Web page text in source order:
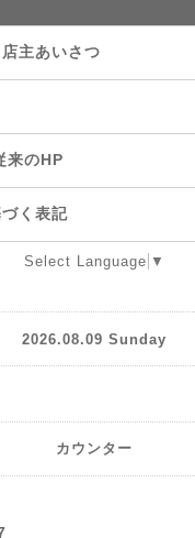
主あいさつ
来のHP
く表記
Select Language ▼
2026.08.09 Sunday
カウンター